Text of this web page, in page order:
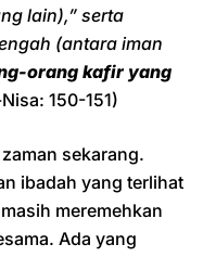
lain),” serta
(antara iman
orang kafir yang
150-151)
sekarang.
ibadah yang terlihat
meremehkan
Ada yang